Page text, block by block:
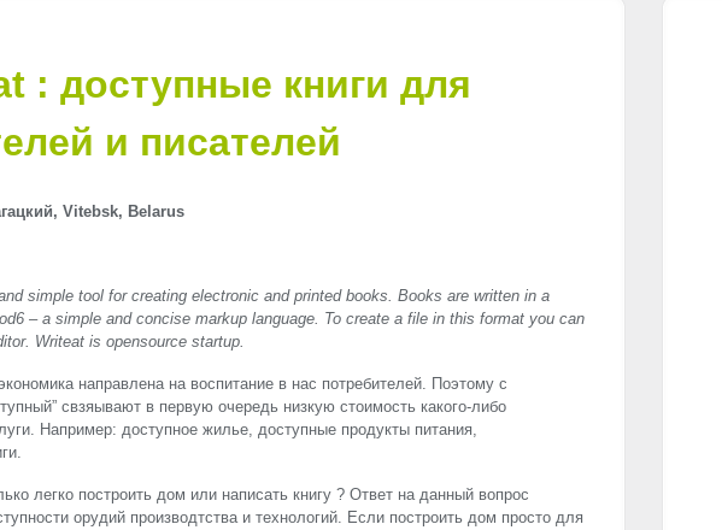
: доступные книги для
и писателей
Vitebsk, Belarus
simple tool for creating electronic and printed books. Books are written in a
– a simple and concise markup language. To create a file in this format you can
Writeat is opensource startup.
направлена на воспитание в нас потребителей. Поэтому с
свзяывают в первую очередь низкую стоимость какого-либо
Например: доступное жилье, доступные продукты питания,
легко построить дом или написать книгу ? Ответ на данный вопрос
орудий производтства и технологий. Если построить дом просто для